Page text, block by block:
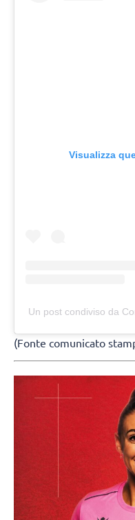
Visualizza
Un post condiviso da
(Fonte comunicato